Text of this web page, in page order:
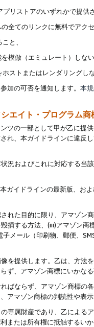
リストアのいずれかで提供
全てのリンクに無料でアク
と、
模倣（エミュレート）しな
ストまたはレンダリングし
加の可否を通知します。 本
エイト・プログラム
ツの一部として甲が乙に提
れ、本ガイドラインに違反
況およびこれに対応する
ガイドラインの最新版、お
れた目的に限り、アマゾン
損する方法、(iii)アマゾン
メール（印刷物、郵便、
を提供します。乙は、方
ず、アマゾン商標にいかな
ばならず、アマゾン商標
アマゾン商標の判読性や表
専属財産であり、乙による
または所有権に抵触するい